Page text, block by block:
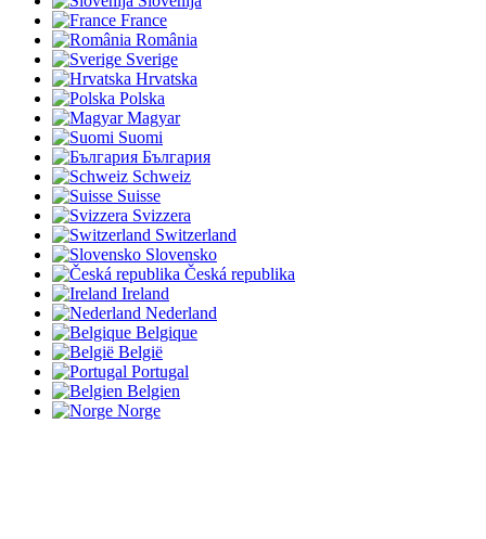
France
România
Sverige
Hrvatska
Polska
Magyar
Suomi
България
Schweiz
Suisse
Svizzera
Switzerland
Slovensko
Česká republika
Ireland
Nederland
Belgique
België
Portugal
Belgien
Norge